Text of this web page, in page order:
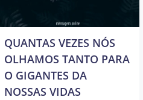
QUANTAS VEZES NÓS
OLHAMOS TANTO PARA
O GIGANTES DA
NOSSAS VIDAS